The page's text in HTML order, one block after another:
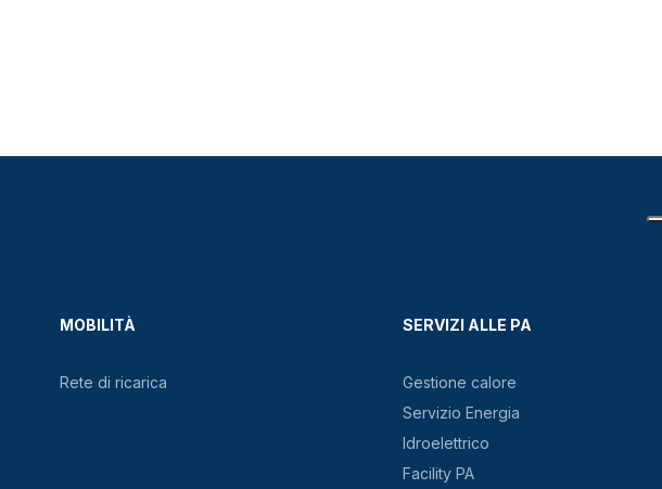
MOBILITÀ
Rete di ricarica
SERVIZI ALLE PA
Gestione calore
Servizio Energia
Idroelettrico
Facility PA